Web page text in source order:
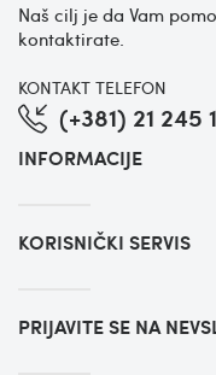
Naš cilj je da Vam
kontaktirate.
KONTAKT TELEFON
(+381) 21 245
INFORMACIJE
KORISNIČKI SERVIS
PRIJAVITE SE NA